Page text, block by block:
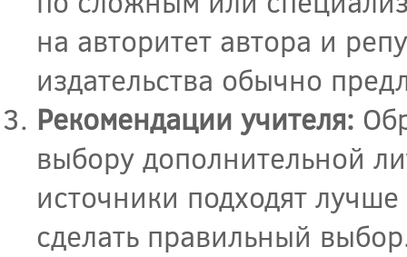
на авторитет автора и
издательства обычно
Рекомендации учителя:
выбору дополнительной
источники подходят
сделать правильный